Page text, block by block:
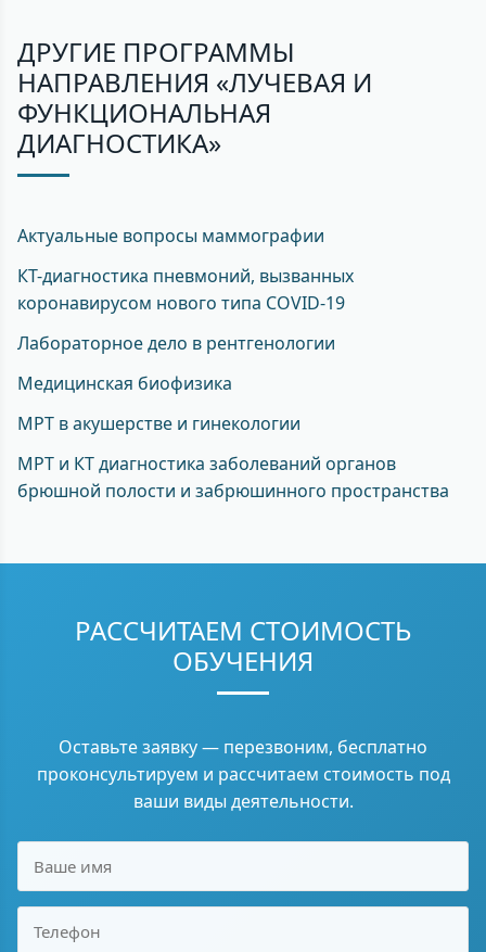
ДРУГИЕ ПРОГРАММЫ
НАПРАВЛЕНИЯ «ЛУЧЕВАЯ И
ФУНКЦИОНАЛЬНАЯ
ДИАГНОСТИКА»
Актуальные вопросы маммографии
КТ-диагностика пневмоний, вызванных
коронавирусом нового типа COVID-19
Лабораторное дело в рентгенологии
Медицинская биофизика
МРТ в акушерстве и гинекологии
МРТ и КТ диагностика заболеваний органов
брюшной полости и забрюшинного пространства
РАССЧИТАЕМ СТОИМОСТЬ
ОБУЧЕНИЯ
Оставьте заявку — перезвоним, бесплатно
проконсультируем и рассчитаем стоимость под
ваши виды деятельности.